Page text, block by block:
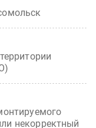
некорректный